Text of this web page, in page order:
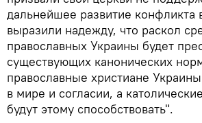
дальнейшее развитие конфликта
выразили надежду, что раскол
православных Украины будет
существующих канонических
православные христиане
в мире и согласии, а
будут этому способствовать".